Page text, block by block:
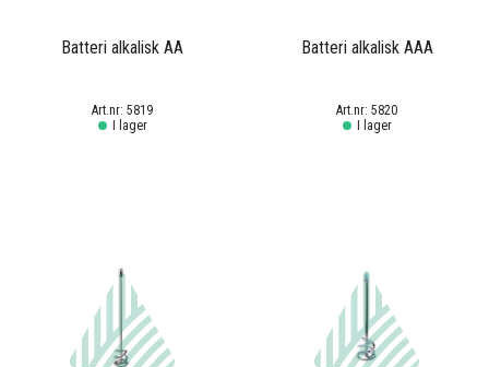
Batteri alkalisk AA
5819
I lager
Batteri alkalisk AAA
5820
I lager